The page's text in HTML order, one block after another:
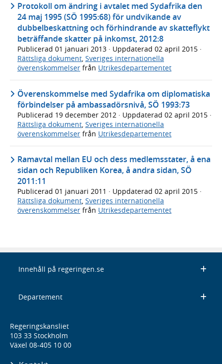
Protokoll om ändring i avtalet med Sydafrika den
24 maj 1995 (SÖ 1995:68) för undvikande av
dubbelbeskattning och förhindrande av skatteflykt
beträffande skatter på inkomst, 2012:8
Publicerad 01 januari 2013 · Uppdaterad 02 april 2015 ·
Rättsliga dokument, Sveriges internationella
överenskommelser från Utrikesdepartementet
Överenskommelse med Sydafrika om diplomatiska
förbindelser på ambassadörsnivå, SÖ 1993:73
Publicerad 19 december 2012 · Uppdaterad 02 april 2015 ·
Rättsliga dokument, Sveriges internationella
överenskommelser från Utrikesdepartementet
Ramavtal mellan EU och dess medlemsstater, å ena
sidan och Republiken Korea, å andra sidan, SÖ
2011:11
Publicerad 01 januari 2011 · Uppdaterad 02 april 2015 ·
Rättsliga dokument, Sveriges internationella
överenskommelser från Utrikesdepartementet
Innehåll på regeringen.se
Departement
Regeringskansliet
103 33 Stockholm
Växel 08-405 10 00